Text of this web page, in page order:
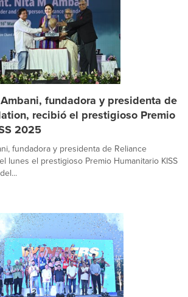
fundadora y presidenta de
recibió el prestigioso Premio
2025
fundadora y presidenta de Reliance
lunes el prestigioso Premio Humanitario KISS